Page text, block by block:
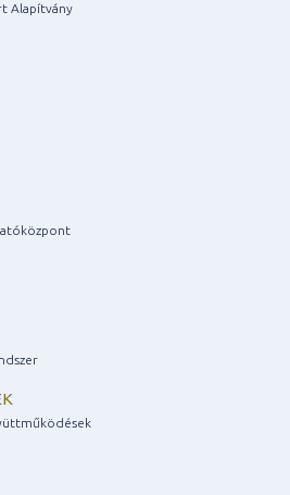
Alapítvány